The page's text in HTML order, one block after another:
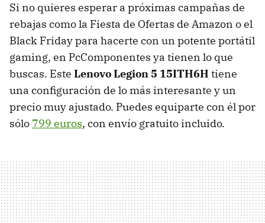
Si no quieres esperar a próximas campañas de
rebajas como la Fiesta de Ofertas de Amazon o el
Black Friday para hacerte con un potente portátil
gaming, en PcComponentes ya tienen lo que
buscas. Este Lenovo Legion 5 15ITH6H tiene
una configuración de lo más interesante y un
precio muy ajustado. Puedes equiparte con él por
sólo 799 euros, con envío gratuito incluido.